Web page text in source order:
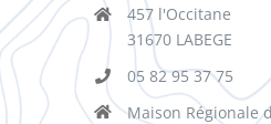
457 l'Occitane
31670 LABEGE
05 82 95 37 75
Maison Régionale